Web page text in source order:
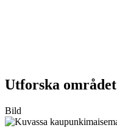
Utforska området
Bild